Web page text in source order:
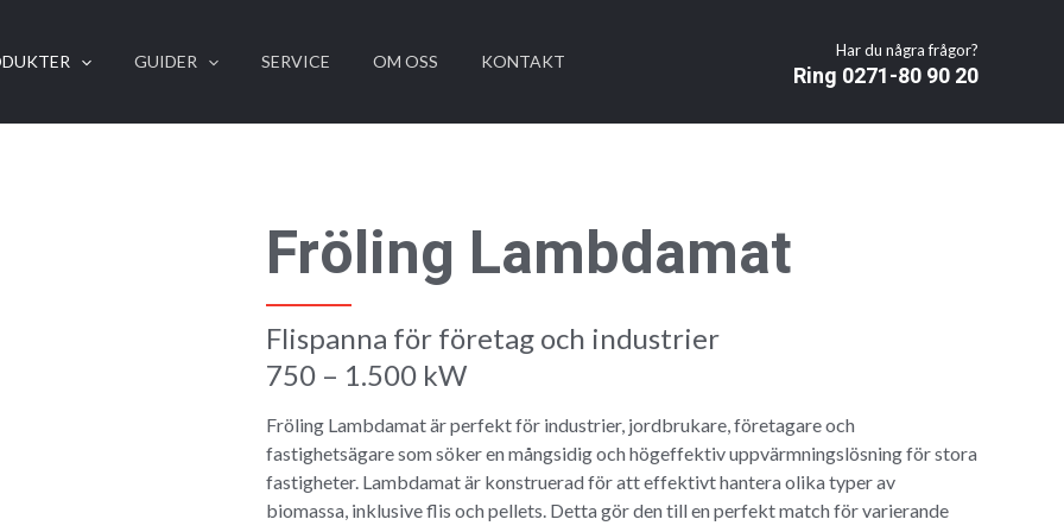
GUIDER SERVICE OM OSS KONTAKT
Har du några frågor?
Ring 0271-80 90 20
Fröling Lambdamat
Flispanna för företag och industrier
750 – 1.500 kW
Fröling Lambdamat är perfekt för industrier, jordbrukare, företagare och
fastighetsägare som söker en mångsidig och högeffektiv uppvärmningslösning för stora
fastigheter. Lambdamat är konstruerad för att effektivt hantera olika typer av
biomassa, inklusive flis och pellets. Detta gör den till en perfekt match för varierande